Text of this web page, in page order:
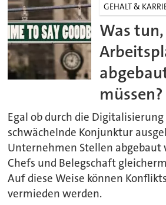
GEHALT &
Was
müssen?
Egal ob durch die
schwächelnde Konjunktur
Unternehmen Stellen abgebaut
Chefs und Belegschaft
Auf diese Weise können
vermieden werden.